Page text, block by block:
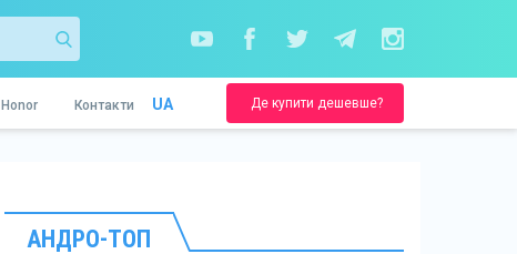
Honor Контакти UA Де купити дешевше?
АНДРО-ТОП